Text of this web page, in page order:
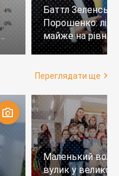
Баттл
Порошенко:
майже на
тих, хто не
Переглядати ще
Маленький
вулик у